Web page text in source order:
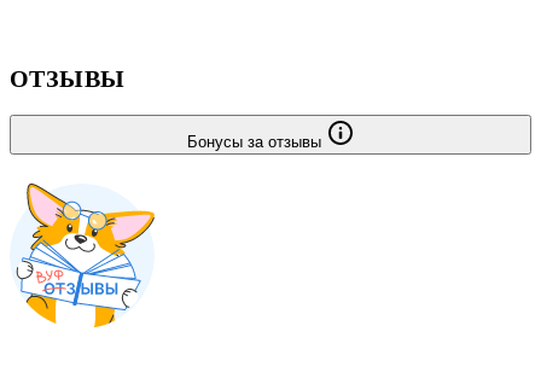
ОТЗЫВЫ
Бонусы за отзывы